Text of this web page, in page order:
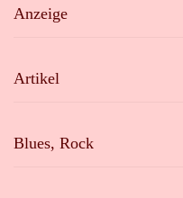
Anzeige
Artikel
Blues, Rock